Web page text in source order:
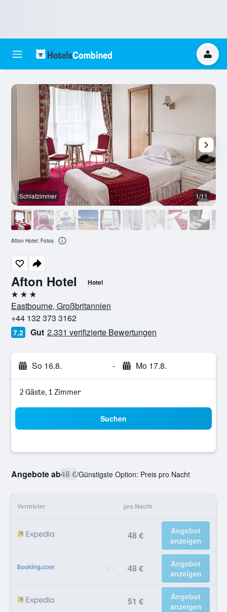
Afton Hotel Hotel
3 Sterne
Eastbourne, Großbritannien
+44 132 373 3162
7,2 Gut 2.331 verifizierte Bewertungen
So 16.8. - Mo 17.8.
2 Gäste, 1 Zimmer
Suchen
Angebote ab48 €/Günstigste Option: Preis pro Nacht
Vermieter pro Nacht
48 €
Angebot
anzeigen
48 €
Angebot
anzeigen
51 €
Angebot
anzeigen
Schlafzimmer 1/11
Afton Hotel: Fotos